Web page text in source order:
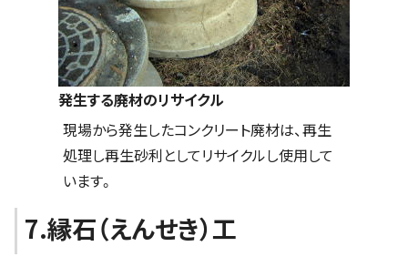
発生する廃材のリサイクル
現場から発生したコンクリート廃材は、再生
処理し再生砂利としてリサイクルし使用して
います。
7.縁石（えんせき）工